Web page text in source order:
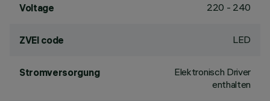
Voltage 220 - 240
ZVEI code LED
Stromversorgung
Elektronisch Driver
enthalten